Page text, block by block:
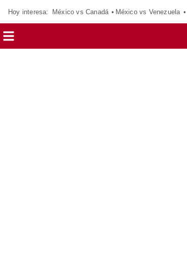
Hoy interesa: México vs Canadá México vs Venezuela